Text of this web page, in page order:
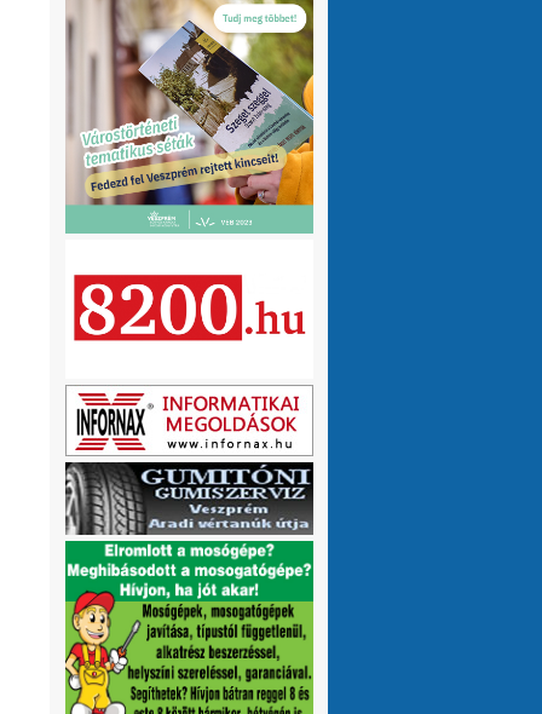
olvasnám.Üdv
10 hónap 1 hét
VMeteo-Zooltán
Remek asszisztens
Köszi az infót. Lehet mit böngészni.
P.Csaba:Űjra elérhetőek a honlapomon
a klíma adatok (2007-től, havi
részletességgel, napi bontásban):
https://tinyurl.com/24vslpzg
perc alatt megtalálta a hibát a PHP-ben,
1 év 2 hónap
VMeteo-Zooltán :Nézd már, van itt egy
üzenőfal
1 év 2 hónap
VMeteo-Zooltán :Hopp, meggyógyult
1 év 4 hónap
VMeteo-Zooltán:Kivételesen nem
Valami frissítés rosszul sikerült :/
hónap